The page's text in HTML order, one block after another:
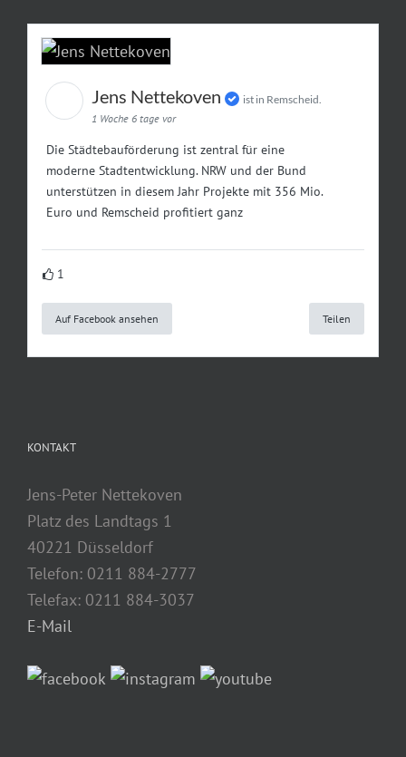
Jens Nettekoven
ist in Remscheid.
1 Woche 6 tage vor
Die Städtebauförderung ist zentral für eine
moderne Stadtentwicklung. NRW und der Bund
unterstützen in diesem Jahr Projekte mit 356 Mio.
Euro und Remscheid profitiert ganz
1
Auf Facebook ansehen Teilen
KONTAKT
Jens-Peter Nettekoven
Platz des Landtags 1
40221 Düsseldorf
Telefon: 0211 884-2777
Telefax: 0211 884-3037
E-Mail